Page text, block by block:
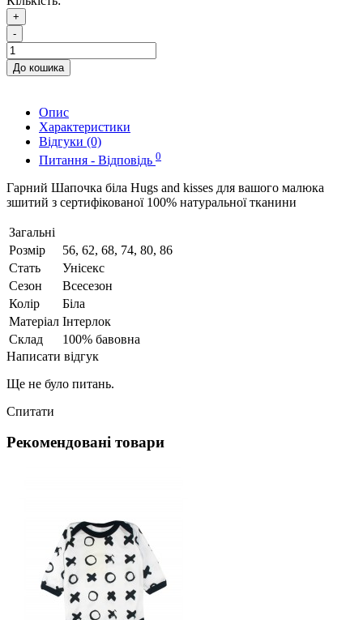
+
-
До кошика
Опис
Характеристики
Відгуки (0)
Питання - Відповідь 0
Гарний Шапочка біла Hugs and kisses для вашого малюка
зшитий з сертифікованої 100% натуральної тканини
Загальні
Розмір
56, 62, 68, 74, 80, 86
Стать
Унісекс
Сезон
Всесезон
Колір
Біла
Матеріал Інтерлок
Склад
100% бавовна
Написати відгук
Ще не було питань.
Спитати
Рекомендовані товари